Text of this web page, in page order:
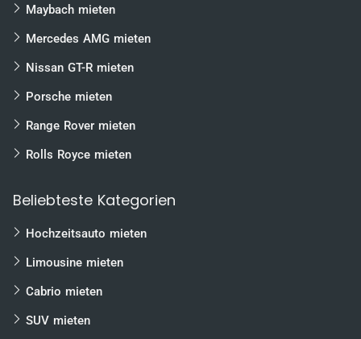
Maybach mieten
Mercedes AMG mieten
Nissan GT-R mieten
Porsche mieten
Range Rover mieten
Rolls Royce mieten
Beliebteste Kategorien
Hochzeitsauto mieten
Limousine mieten
Cabrio mieten
SUV mieten